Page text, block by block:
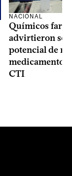
NACIONAL
Químicos
advirtieron
potencial de
medicamentos
CTI